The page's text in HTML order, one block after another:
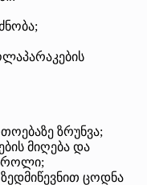
ზრუნვა;
მიღება და
ცოდნა